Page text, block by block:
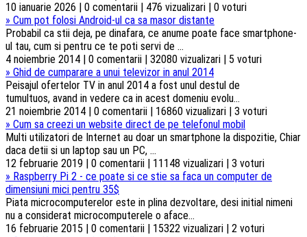
10 ianuarie 2026 | 0 comentarii | 476 vizualizari | 0 voturi
» Cum pot folosi Android-ul ca sa masor distante
Probabil ca stii deja, pe dinafara, ce anume poate face smartphone-
ul tau, cum si pentru ce te poti servi de ...
4 noiembrie 2014 | 0 comentarii | 32080 vizualizari | 5 voturi
» Ghid de cumparare a unui televizor in anul 2014
Peisajul ofertelor TV in anul 2014 a fost unul destul de
tumultuos, avand in vedere ca in acest domeniu evolu...
21 noiembrie 2014 | 0 comentarii | 16860 vizualizari | 3 voturi
» Cum sa creezi un website direct de pe telefonul mobil
Multi utilizatori de Internet au doar un smartphone la dispozitie, Chiar
daca detii si un laptop sau un PC, ...
12 februarie 2019 | 0 comentarii | 11148 vizualizari | 3 voturi
» Raspberry Pi 2 - ce poate si ce stie sa faca un computer de
dimensiuni mici pentru 35$
Piata microcomputerelor este in plina dezvoltare, desi initial nimeni
nu a considerat microcomputerele o aface...
16 februarie 2015 | 0 comentarii | 15322 vizualizari | 2 voturi